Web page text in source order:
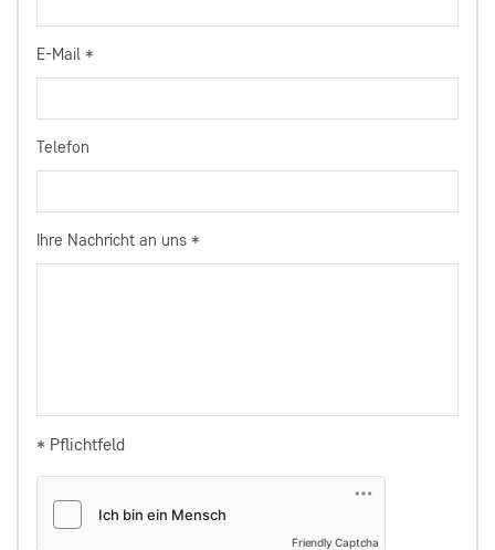
E-Mail *
Telefon
Ihre Nachricht an uns *
* Pflichtfeld
Friendly Captcha